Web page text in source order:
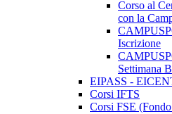
Corso al
con la
Iscrizione
Settimana
EIPASS -
Corsi IFTS
Corsi FSE